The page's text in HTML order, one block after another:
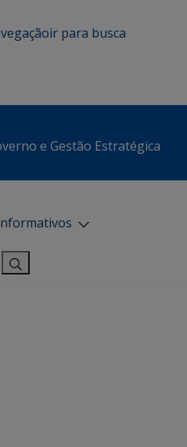
ir para busca
e Gestão Estratégica